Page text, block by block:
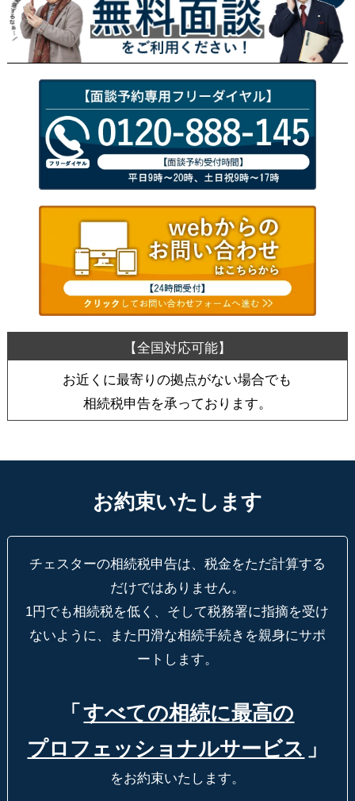
お近くに最寄りの拠点がない場合でも
相続税申告を承っております。
お約束いたします
チェスターの相続税申告は、税金をただ計算する
だけではありません。
1円でも相続税を低く、そして税務署に指摘を受け
ないように、
また円滑な相続手続きを親身にサポ
ートします。
「 すべての相続に最高の
プロフェッショナルサービス 」
をお約束いたします。